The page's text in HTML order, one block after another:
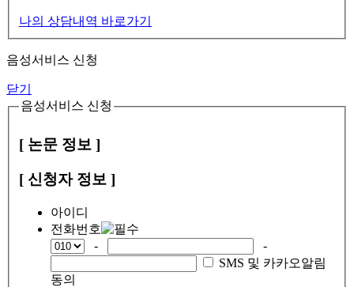
나의 상담내역 바로가기
음성서비스 신청
닫기
음성서비스 신청
[ 논문 정보 ]
[ 신청자 정보 ]
아이디
전화번호
-
-
SMS 및 카카오알림
동의